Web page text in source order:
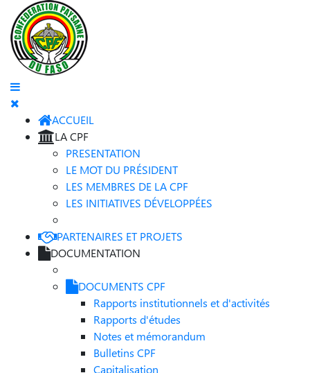
ACCUEIL
LA CPF
PRESENTATION
LE MOT DU PRÉSIDENT
LES MEMBRES DE LA CPF
LES INITIATIVES DÉVELOPPÉES
PARTENAIRES ET PROJETS
DOCUMENTATION
DOCUMENTS CPF
Rapports institutionnels et d'activités
Rapports d'études
Notes et mémorandum
Bulletins CPF
Capitalisation